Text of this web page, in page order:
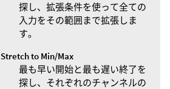
探し、拡張条件を使って全ての
入力をその範囲まで拡張しま
す。
Stretch to Min/Max
最も早い開始と最も遅い終了を
探し、それぞれのチャンネルの